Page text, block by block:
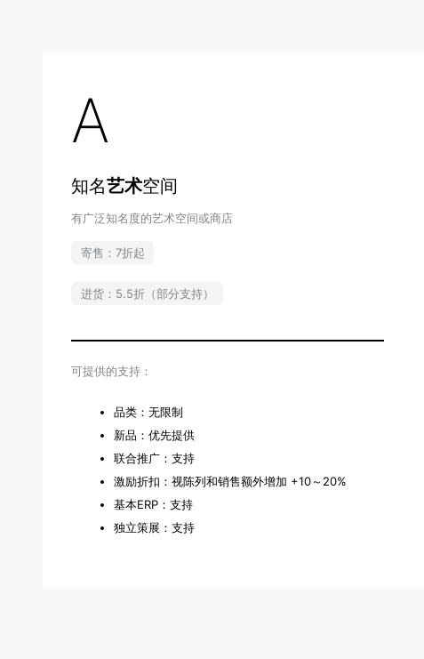
A
知名艺术空间
有广泛知名度的艺术空间或商店
寄售：7折起
进货：5.5折（部分支持）
可提供的支持：
品类：无限制
新品：优先提供
联合推广：支持
激励折扣：视陈列和销售额外增加 +10～20%
基本ERP：支持
独立策展：支持